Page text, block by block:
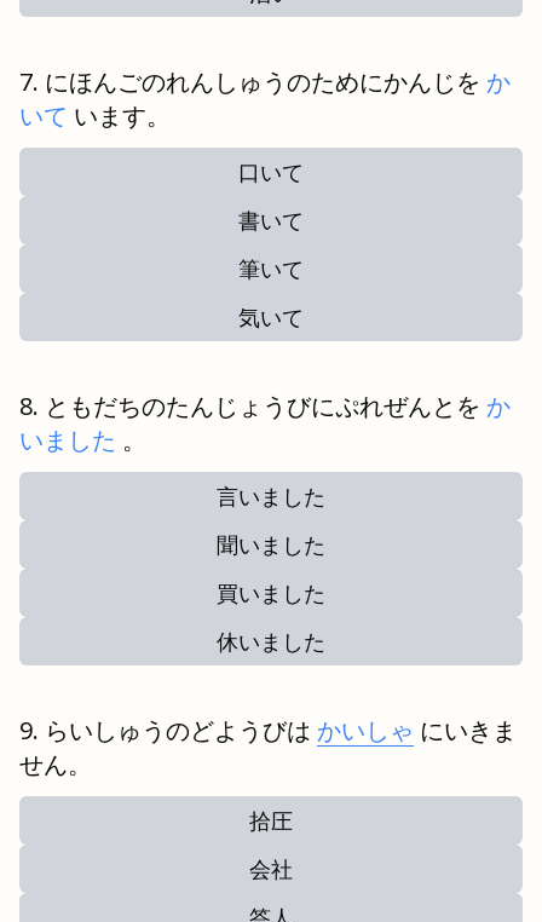
にほんごのれんしゅうのためにかんじを か
いて います。
口いて
書いて
筆いて
気いて
ともだちのたんじょうびにぷれぜんとを か
いました 。
言いました
聞いました
買いました
休いました
らいしゅうのどようびは かいしゃ にいきま
せん。
拾圧
会社